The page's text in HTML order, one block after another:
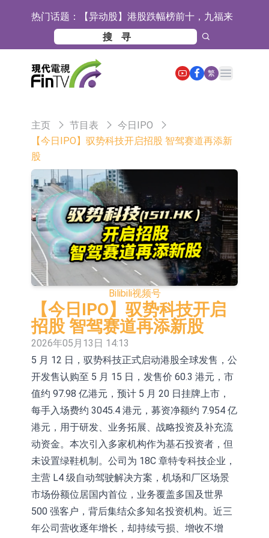
热门话题： 【异动股】港股跌幅榜前十，九福来
(08611.HK)跌21.43%，天瑞汽车内饰
(06162.HK)跌18.44%
【异动股】港股涨幅榜前十，佳明集
团控股(01271.HK)涨+78.22%，拿森
科技(02261.HK)涨+64.11%
斯迪克：公司为国内折叠屏核心功能
材料供应商
恒瑞医药：公司已在中国获批上市26
目标客户的测试认证
上期所：7月份对11个实际控制关系
江总部物业服务项目
亚太股份：公司是零跑汽车和
Stellantis集团的供应商
理工雷科面向边缘AI场景推出"山
海"系列智算模组 系列产品基于国产
CPU与GPU构建
【异动股】医疗研发外包板块拉升，
博腾股份(300363.CN)涨20.02%
日韩股市收盘双双下跌
依米康：海外交付以东南亚、中东市
场为主 并已取得欧美相关认证
上交所：财通多策略福鑫定期开放灵
活配置混合型发起式证券投资基金临
时停牌
上交所：景顺长城全球半导体芯片产
业股票型证券投资基金临时停牌
【异动股】港股跌幅榜前十，卡森国
际(00496.HK)跌22.40%，九福来
(08611.HK)跌21.01%
【异动股】港股涨幅榜前十，拿森科
技(02261.HK)涨+75.05%，辰兴发展
(02286.HK)涨+64.91%
神火股份：新疆神火铝水转化率已
100%
【异动股】焦炭Ⅲ板块下挫，陕西黑
猫(601015.CN)跌8.38%
浙江证监局对财通证券股份有限公司
采取出具警示函措施
山金国际：港股上市工作正常推进中
繁
Open main menu
主页 节目表
今日IPO
【今日IPO】驭势科技开启招股 智驾赛道再添新
股
Bilibili视频号
【今日IPO】驭势科技开启
招股 智驾赛道再添新股
2026年05月13日 14:13
5 月 12 日，驭势科技正式启动港股全球发售，公
开发售认购至 5 月 15 日，发售价 60.3 港元，市
值约 97.98 亿港元，预计 5 月 20 日挂牌上市，
每手入场费约 3045.4 港元，募资净额约 7.954 亿
港元，用于研发、业务拓展、战略投资及补充流
动资金。本次引入多家机构作为基石投资者，但
未设置绿鞋机制。公司为 18C 章特专科技企业，
主营 L4 级自动驾驶解决方案，机场和厂区场景
市场份额位居国内首位，业务覆盖多国及世界
500 强客户，背后集结众多知名投资机构。近三
年公司营收逐年增长，却持续亏损、增收不增